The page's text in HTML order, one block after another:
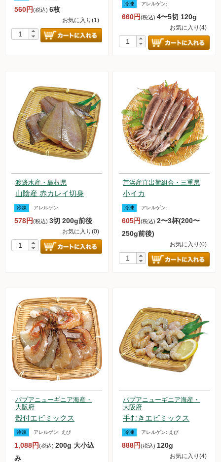
560円(税込) 6枚
お気に入り(1)
冷凍 アレルゲン:
660円(税込)4〜5切 120g
お気に入り(4)
渡邊水産・島根県
山陰産 赤カレイ切身
冷凍 アレルゲン:
578円(税込) 3切 200g前後
お気に入り(0)
芦浜産直出荷組合・三重県
小イカ
冷凍 アレルゲン:
605円(税込)2〜3杯(200〜
250g前後)
お気に入り(0)
パプアニューギニア海産・
大阪府
殻付エビミックス
冷凍 アレルゲン: えび
1,088円(税込) 200g 大小込
み
パプアニューギニア海産・
大阪府
手むきエビミックス
冷凍 アレルゲン: えび
888円(税込) 120g
お気に入り(4)